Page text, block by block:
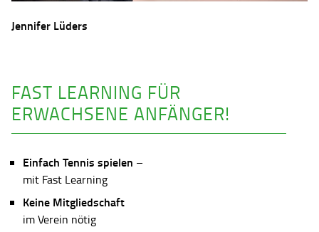
Jennifer Lüders
FAST LEARNING FÜR
ERWACHSENE ANFÄNGER!
Einfach Tennis spielen –
mit Fast Learning
Keine Mitgliedschaft
im Verein nötig